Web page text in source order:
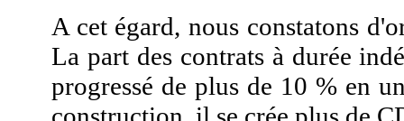
A cet égard, nous constatons
La part des contrats à durée
progressé de plus de 10 % en